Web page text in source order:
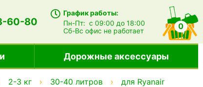
60-80
График работы:
Пн-Пт:с 09:00 до 18:00
Сб-Всофис не работает 0
Дорожные аксессуары
2-3 кг 30-40 литров
для Ryanair